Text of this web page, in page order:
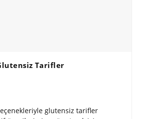
Tarifler
glutensiz tarifler